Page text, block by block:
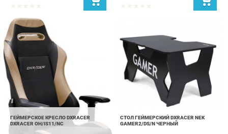
ГЕЙМЕРСКОЕ КРЕСЛО DXRACER
DXRACER OH/IS11/NC
50 590₽
СТОЛ ГЕЙМЕРСКИЙ DXRACER NEK
GAMER2/DS/N ЧЕРНЫЙ